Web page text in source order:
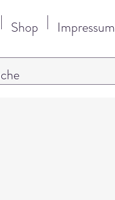
Shop Impressum